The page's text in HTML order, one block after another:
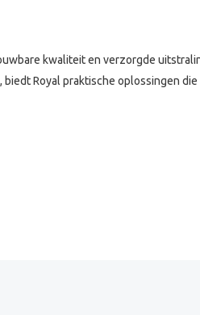
kwaliteit en verzorgde
Royal praktische oplossingen